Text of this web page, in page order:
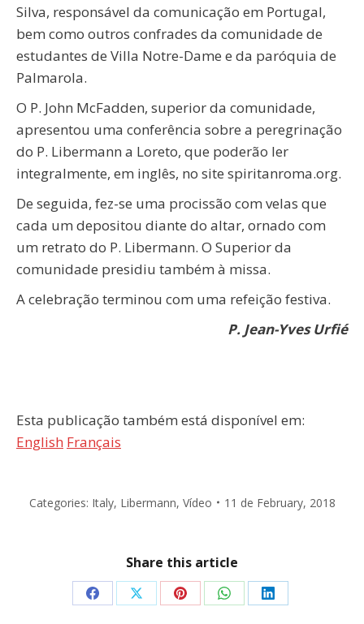
Silva, responsável da comunicação em Portugal,
bem como outros confrades da comunidade de
estudantes de Villa Notre-Dame e da paróquia de
Palmarola.
O P. John McFadden, superior da comunidade,
apresentou uma conferência sobre a peregrinação
do P. Libermann a Loreto, que poderão ler
integralmente, em inglês, no site spiritanroma.org.
De seguida, fez-se uma procissão com velas que
cada um depositou diante do altar, ornado com
um retrato do P. Libermann. O Superior da
comunidade presidiu também à missa.
A celebração terminou com uma refeição festiva.
P. Jean-Yves Urfié
Esta publicação também está disponível em:
English Français
Categories: Italy, Libermann, Vídeo 11 de February, 2018
Share this article
Share Share Share Share Share